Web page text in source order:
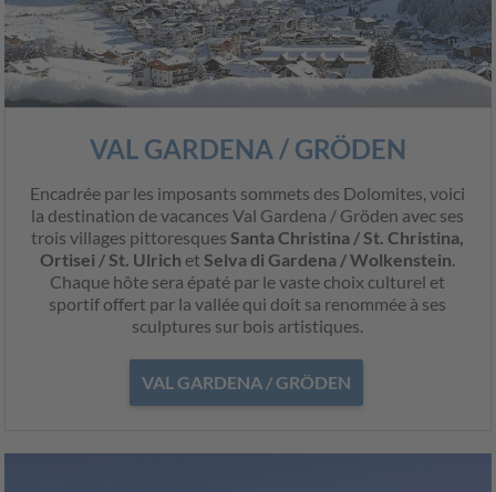
VAL GARDENA / GRÖDEN
Encadrée par les imposants sommets des Dolomites, voici
la destination de vacances Val Gardena / Gröden avec ses
trois villages pittoresquesSanta Christina / St. Christina,
Ortisei / St. Ulrich etSelva di Gardena / Wolkenstein.
Chaque hôte sera épaté par le vaste choix culturel et
sportif offert par la vallée qui doit sa renommée à ses
sculptures sur bois artistiques.
VAL GARDENA / GRÖDEN